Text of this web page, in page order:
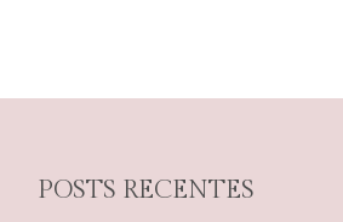
POSTS RECENTES